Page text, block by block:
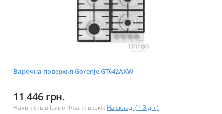
Варочна поверхня Gorenje GT642AXW
11 446 грн.
Наявність в Івано-Франківську: На складі (1-3 дні)